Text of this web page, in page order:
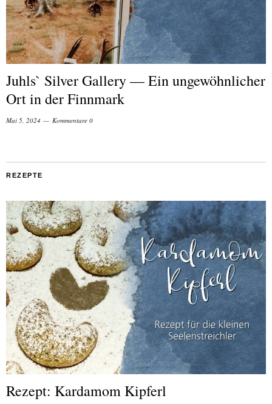
Juhls` Silver Gallery — Ein ungewöhnlicher
Ort in der Finnmark
Mai 5, 2024 Kommentare 0
REZEPTE
Rezept: Kardamom Kipferl